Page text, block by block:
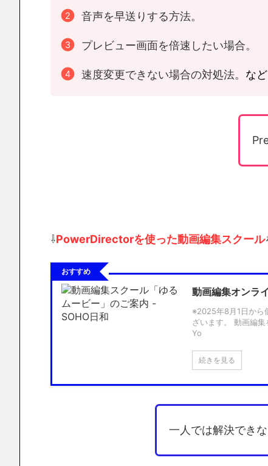
音声を早送りする方法。
プレビュー画面を倍速したい場合。
速度変更できない場合の対処法。 など
⇩PowerDirectorを使った動画編集スクール
おすすめ
動画編集オンラ
※2025年8月1日から
ざいます。 動画編
Yo
続きを見る
一人では解決でき